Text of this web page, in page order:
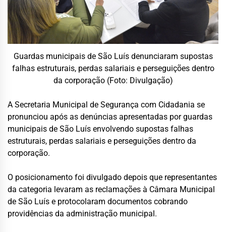
Guardas municipais de São Luís denunciaram supostas
falhas estruturais, perdas salariais e perseguições dentro
da corporação (Foto: Divulgação)
A Secretaria Municipal de Segurança com Cidadania se
pronunciou após as denúncias apresentadas por guardas
municipais de São Luís envolvendo supostas falhas
estruturais, perdas salariais e perseguições dentro da
corporação.
O posicionamento foi divulgado depois que representantes
da categoria levaram as reclamações à Câmara Municipal
de São Luís e protocolaram documentos cobrando
providências da administração municipal.